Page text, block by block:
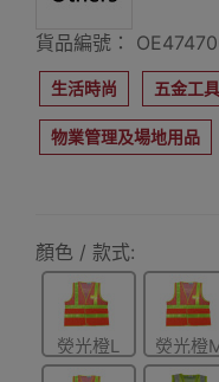
貨品編號：
生活時尚 五金工具
物業管理及場地用品
顏色 / 款式:
熒光橙L 熒光橙